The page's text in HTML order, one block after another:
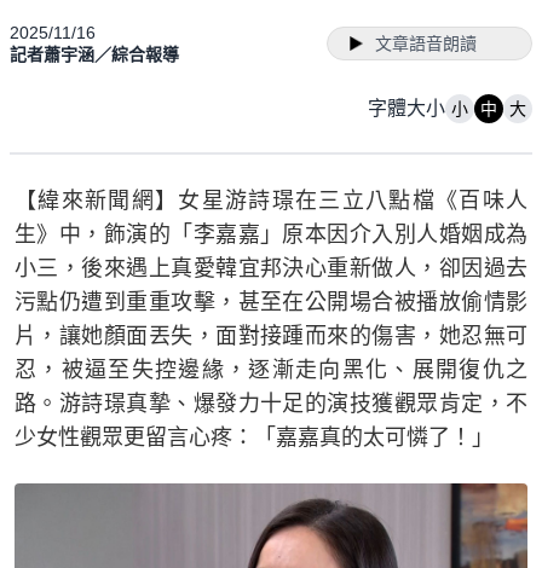
2025/11/16
記者蕭宇涵／綜合報導
文章語音朗讀
字體大小 小 中 大
【緯來新聞網】女星游詩璟在三立八點檔《百味人
生》中，飾演的「李嘉嘉」原本因介入別人婚姻成為
小三，後來遇上真愛韓宜邦決心重新做人，卻因過去
污點仍遭到重重攻擊，甚至在公開場合被播放偷情影
片，讓她顏面丟失，面對接踵而來的傷害，她忍無可
忍，被逼至失控邊緣，逐漸走向黑化、展開復仇之
路。游詩璟真摯、爆發力十足的演技獲觀眾肯定，不
少女性觀眾更留言心疼：「嘉嘉真的太可憐了！」